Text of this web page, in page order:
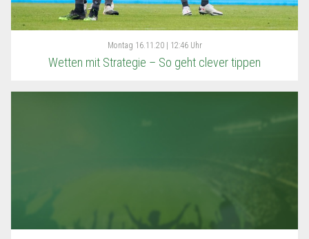
Montag 16.11.20 | 12:46 Uhr
Wetten mit Strategie – So geht clever tippen